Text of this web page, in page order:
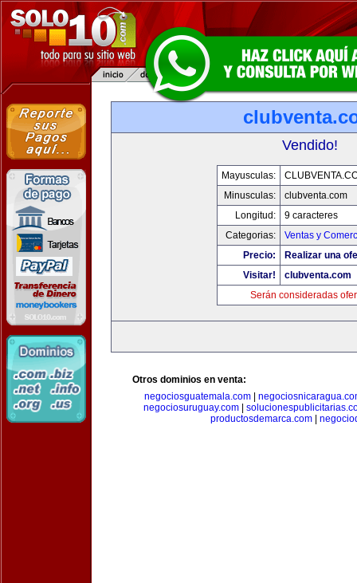
Vendido!
Mayusculas:
Minusculas:
clubventa.com
Longitud:
9 caracteres
Categorias:
Ventas y
Precio:
Realizar una
Visitar!
clubventa.com
Serán consideradas
Otros dominios en venta:
negociosguatemala.com
negociosuruguay.com
productosdemarca.com